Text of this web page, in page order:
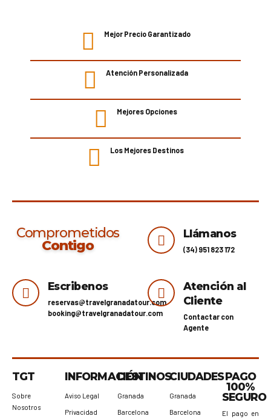
Mejor Precio Garantizado
Atención Personalizada
Mejores Opciones
Los Mejores Destinos
Comprometidos
Contigo
Llámanos
(34) 951 823 172
Escribenos
reservas@travelgranadatour.com
booking@travelgranadatour.com
Atención al
Cliente
Contactar con
Agente
TGT
Sobre
Nosotros
INFORMACIÓN
Aviso Legal
Privacidad
DESTINOS
Granada
Barcelona
CIUDADES
Granada
Barcelona
PAGO
100%
SEGURO
El pago en